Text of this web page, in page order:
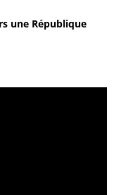
une République